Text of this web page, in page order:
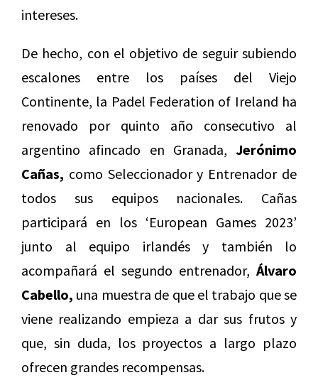
intereses.
De hecho, con el objetivo de seguir subiendo
escalones entre los países del Viejo
Continente, la Padel Federation of Ireland ha
renovado por quinto año consecutivo al
argentino afincado en Granada, Jerónimo
Cañas, como Seleccionador y Entrenador de
todos sus equipos nacionales. Cañas
participará en los ‘European Games 2023’
junto al equipo irlandés y también lo
acompañará el segundo entrenador, Álvaro
Cabello, una muestra de que el trabajo que se
viene realizando empieza a dar sus frutos y
que, sin duda, los proyectos a largo plazo
ofrecen grandes recompensas.